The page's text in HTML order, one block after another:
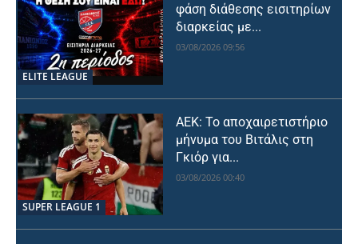
ELITE LEAGUE
φάση διάθεσης εισιτηρίων
διαρκείας με...
03/08/2026 09:56
SUPER LEAGUE 1
ΑΕΚ: Το αποχαιρετιστήριο
μήνυμα του Βιτάλις στη
Γκιόρ για...
03/08/2026 00:40